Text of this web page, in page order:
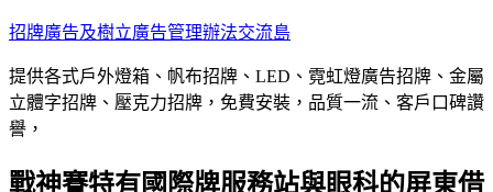
跳
主
要
內
招牌廣告及樹立廣告管理辦法交流島
提供各式戶外燈箱、帆布招牌、LED、霓虹燈廣告招牌、金屬
立體字招牌、壓克力招牌，免費安裝，品質一流、客戶口碑讚
譽，
戰神賽特有國際牌服務站與眼科的屏東借